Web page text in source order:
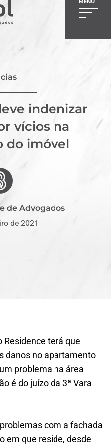
indenizar
vícios na
do imóvel
de Advogados
de 2021
Residence terá que
danos no apartamento
problema na área
é do juízo da 3ª Vara
com a fachada
em que reside, desde